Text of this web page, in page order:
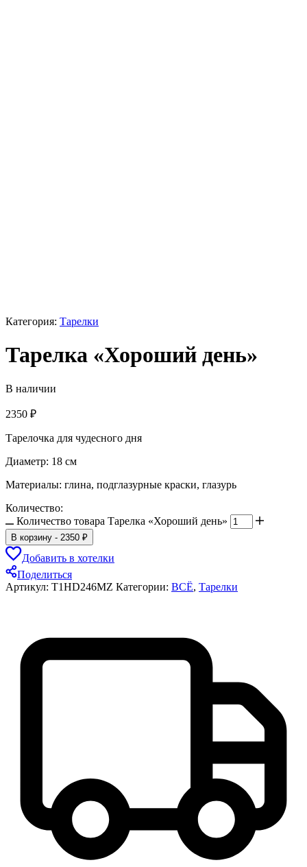
Категория: Тарелки
Тарелка «Хороший день»
В наличии
2350 ₽
Тарелочка для чудесного дня
Диаметр: 18 см
Материалы: глина, подглазурные краски, глазурь
Количество:
Количество товара Тарелка «Хороший день»
В корзину - 2350 ₽
Добавить в хотелки
Поделиться
Артикул: T1HD246MZ Категории: ВСЁ, Тарелки